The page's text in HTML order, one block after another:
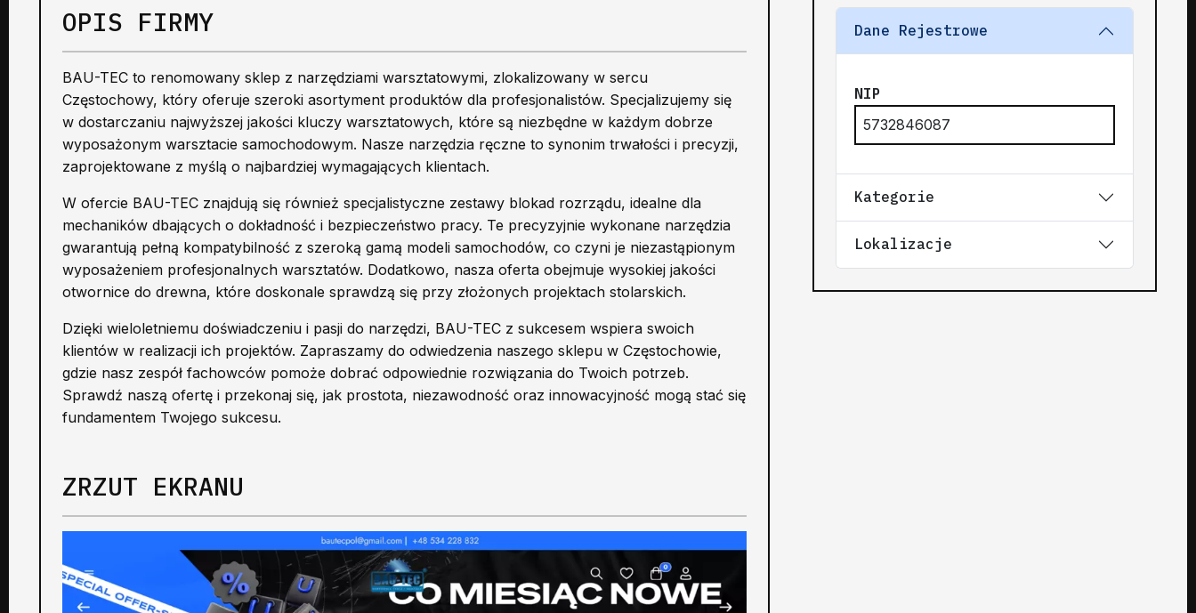
OPIS FIRMY
BAU-TEC to renomowany sklep z narzędziami warsztatowymi, zlokalizowany w sercu
Częstochowy, który oferuje szeroki asortyment produktów dla profesjonalistów. Specjalizujemy się
w dostarczaniu najwyższej jakości kluczy warsztatowych, które są niezbędne w każdym dobrze
wyposażonym warsztacie samochodowym. Nasze narzędzia ręczne to synonim trwałości i precyzji,
zaprojektowane z myślą o najbardziej wymagających klientach.
W ofercie BAU-TEC znajdują się również specjalistyczne zestawy blokad rozrządu, idealne dla
mechaników dbających o dokładność i bezpieczeństwo pracy. Te precyzyjnie wykonane narzędzia
gwarantują pełną kompatybilność z szeroką gamą modeli samochodów, co czyni je niezastąpionym
wyposażeniem profesjonalnych warsztatów. Dodatkowo, nasza oferta obejmuje wysokiej jakości
otwornice do drewna, które doskonale sprawdzą się przy złożonych projektach stolarskich.
Dzięki wieloletniemu doświadczeniu i pasji do narzędzi, BAU-TEC z sukcesem wspiera swoich
klientów w realizacji ich projektów. Zapraszamy do odwiedzenia naszego sklepu w Częstochowie,
gdzie nasz zespół fachowców pomoże dobrać odpowiednie rozwiązania do Twoich potrzeb.
Sprawdź naszą ofertę i przekonaj się, jak prostota, niezawodność oraz innowacyjność mogą stać się
fundamentem Twojego sukcesu.
ZRZUT EKRANU
Dane Rejestrowe
NIP
5732846087
Kategorie
Lokalizacje